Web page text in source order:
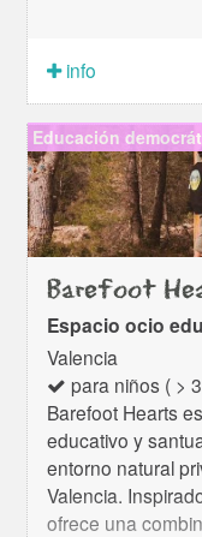
info
Educación
Barefoot
Espacio ocio
Valencia
para niños ( >
Barefoot Hearts
educativo y
entorno natural
Valencia.
ofrece una